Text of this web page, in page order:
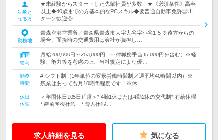
対象と
なる方
★未経験からスタートした先輩社員が多数！★《必須条件》高卒
以上◆40歳までの方基本的なPCスキル◆要普通自動車免許◎UI
ターン歓迎◎
勤務地
青森空港営業所／青森県青森市大字大谷字小谷1-5 ※遠方からの
場合、面接時の交通費用は会社が負担し…
給与
月給200,000円～253,000円（一律職務手当15,000円を含む）※経
験、能力等を考慮の上、当社規定により優…
勤務
時間
# シフト制（1年単位の変形労働時間制／週平均40時間以内）※
残業はあっても月10時間程度です！※休…
休日
休暇
＜年間休日105日程度＞* 4勤1休または4勤2休の交代制* 有給休暇
* 産前産後休暇 * 育児休暇…
求人詳細を見る 気になる